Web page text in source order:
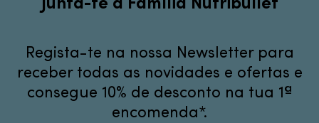
Regista-te na nossa Newsletter para
receber todas as novidades e ofertas e
consegue 10% de desconto na tua 1ª
encomenda*.